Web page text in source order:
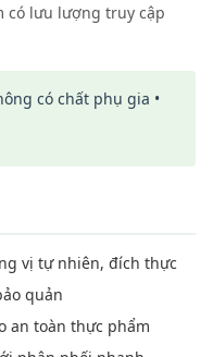
có lưu lượng truy cập
có chất phụ gia •
vị tự nhiên, đích thực
quản
an toàn thực phẩm